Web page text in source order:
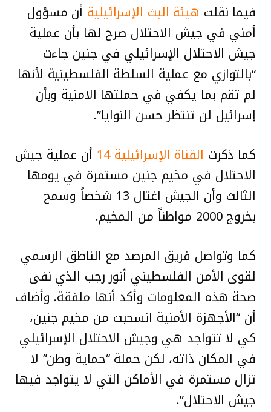
فيما نقلت هيئة البث الإسرائيلية أن مسؤول
أمني في جيش الاحتلال صرح لها بأن عملية
جيش الاحتلال الإسرائيلي في جنين جاءت
“بالتوازي مع عملية السلطة الفلسطينية لأنها
لم تقم بما يكفي في حملتها الامنية وبأن
إسرائيل لن تنتظر حسن النوايا”.
كما ذكرت القناة الإسرائيلية 14
أن عملية جيش
الاحتلال في مخيم جنين مستمرة في يومها
الثالث وأن الجيش اغتال 13 شخصاً وسمح
بخروج 2000 مواطناً من المخيم.
كما وتواصل فريق المرصد مع الناطق الرسمي
لقوى الأمن الفلسطيني أنور رجب الذي نفى
صحة هذه المعلومات وأكد أنها ملفقة. وأضاف
أن “الأجهزة الأمنية انسحبت من مخيم جنين،
كي لا تتواجد هي وجيش الاحتلال الإسرائيلي
في المكان ذاته، لكن حملة “حماية وطن” لا
تزال مستمرة في الأماكن التي لا يتواجد فيها
جيش الاحتلال”.